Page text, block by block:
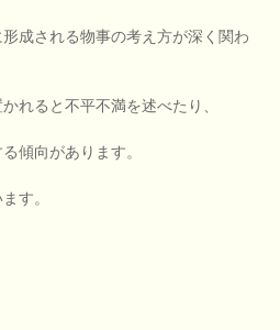
成される物事の考え方が深く関わ
れると不平不満を述べたり、
傾向があります。
す。